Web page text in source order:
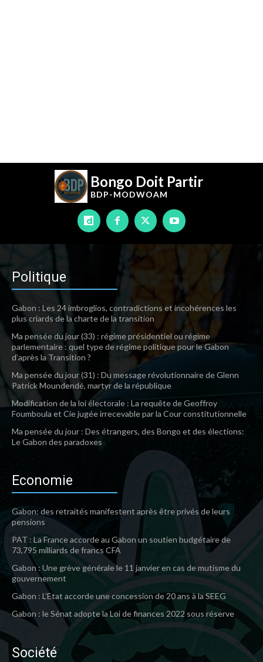
Bongo Doit Partir
BDP-MODWOAM
Politique
Gabon : Les 24 imbroglios, contradictions et incohérences les
plus criards de la charte de la transition
Ma pensée du jour (33) : régime présidentiel ou régime
parlementaire : quel type de régime politique pour le Gabon
d’après la Transition ?
Ma pensée du jour (31) : Du message révolutionnaire de Glenn
Patrick Moundendé, martyr de la république
Modification de la loi électorale : La requête de Geoffroy
Foumboula et Cie jugée irrecevable par la Cour constitutionnelle
Ma pensée du jour : Des étrangers, des Bongo et des élections:
Le Gabon des paradoxes
Economie
Gabon: des retraités manifestent après être privés de leurs
pensions
PAT : La France accorde au Gabon un soutien budgétaire de
73,795 milliards de francs CFA
Gabon : Une grève générale le 11 janvier en cas de mutisme du
gouvernement
Gabon : L’Etat accorde une concession de 20 ans à la SEEG
Gabon : le Sénat adopte la Loi de finances 2022 sous réserve
Société